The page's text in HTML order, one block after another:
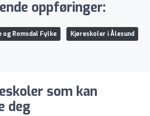
oppføringer:
og Romsdal Fylke Kjøreskoler i Ålesund
som kan
deg